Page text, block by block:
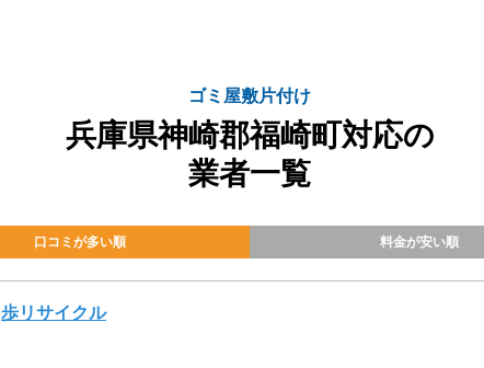
ゴミ屋敷片付け
兵庫県神崎郡福崎町対応の
業者一覧
口コミが多い順 料金が安い順
歩リサイクル